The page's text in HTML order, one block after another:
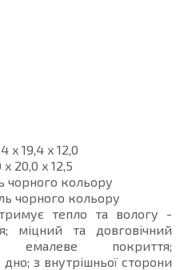
x 19,4 x 12,0
x 20,0 x 12,5
чорного кольору
чорного кольору
тепло та вологу -
міцний та довговічний
емалеве покриття;
з внутрішньої сторони